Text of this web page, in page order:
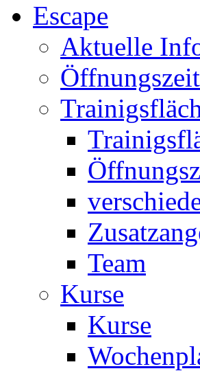
Escape
Aktuelle
Team
Kurse
Kurse